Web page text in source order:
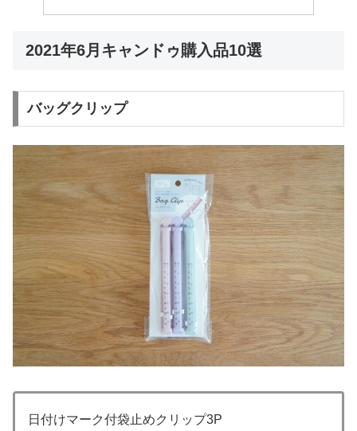
2021年6月キャンドゥ購入品10選
バッグクリップ
日付けマーク付袋止めクリップ3P